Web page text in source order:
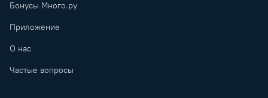
Бонусы Много.ру
Приложение
О нас
Частые вопросы